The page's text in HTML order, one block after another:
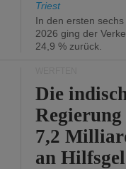
abnimmt.
Triest
In den ersten
2026 ging der
24,9 % zurück.
Die
7,2
an